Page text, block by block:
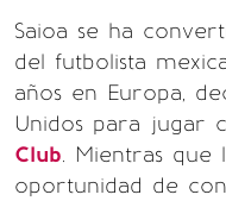
Saioa se ha
del futbolista
años en Europa,
Unidos para jugar
Club. Mientras que
oportunidad de